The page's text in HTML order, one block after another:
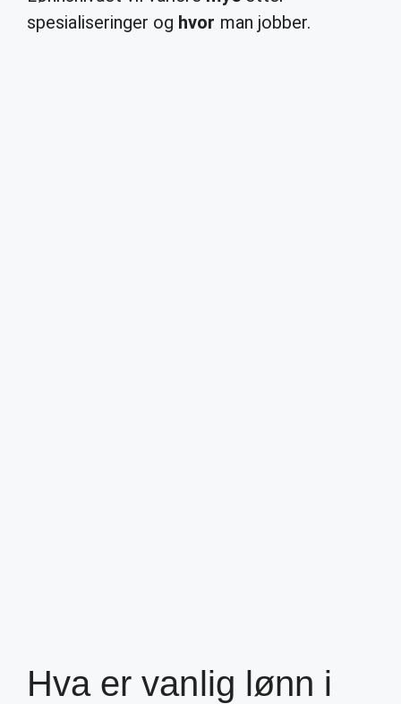
spesialiseringer og hvor man jobber.
Hva er vanlig lønn i